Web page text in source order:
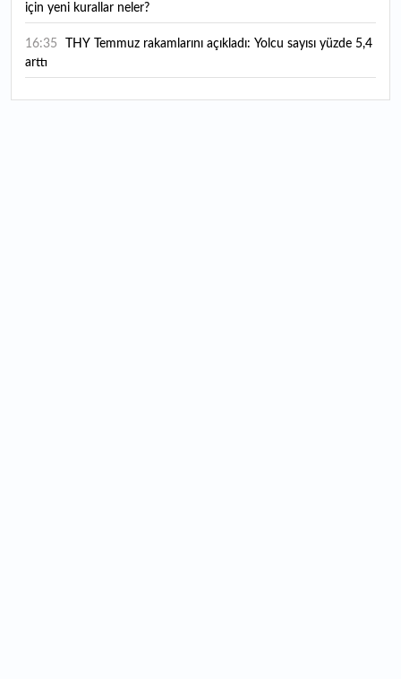
için yeni kurallar neler?
16:35
arttı
16:27 Piyasaların beklediği veri geldi: ABD tarım dışı istihdam